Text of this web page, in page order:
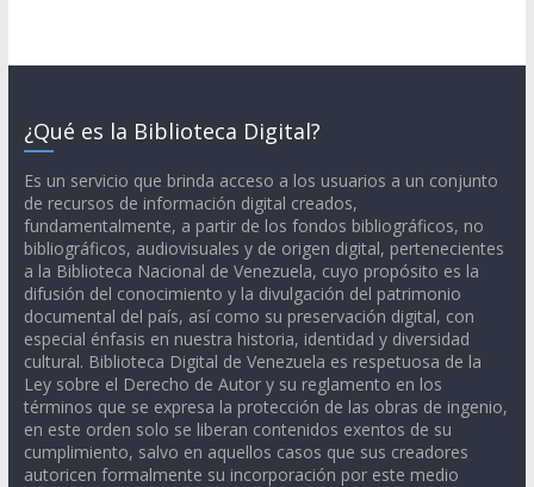
¿Qué es la Biblioteca Digital?
Es un servicio que brinda acceso a los usuarios a un conjunto
de recursos de información digital creados,
fundamentalmente, a partir de los fondos bibliográficos, no
bibliográficos, audiovisuales y de origen digital, pertenecientes
a la Biblioteca Nacional de Venezuela, cuyo propósito es la
difusión del conocimiento y la divulgación del patrimonio
documental del país, así como su preservación digital, con
especial énfasis en nuestra historia, identidad y diversidad
cultural. Biblioteca Digital de Venezuela es respetuosa de la
Ley sobre el Derecho de Autor y su reglamento en los
términos que se expresa la protección de las obras de ingenio,
en este orden solo se liberan contenidos exentos de su
cumplimiento, salvo en aquellos casos que sus creadores
autoricen formalmente su incorporación por este medio